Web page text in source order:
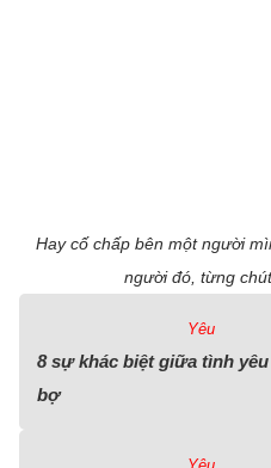
Hay cố chấp bên một người
người đó, từng
Yêu
8 sự khác biệt giữa tình
bợ